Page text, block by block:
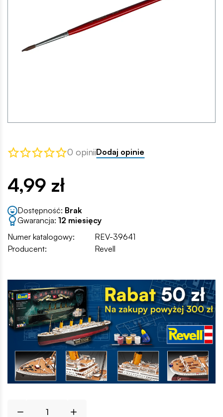
0 opiniiDodaj opinie
4,99 zł
Dostępność: Brak
Gwarancja: 12 miesięcy
Numer katalogowy:
REV-39641
Producent:
Revell